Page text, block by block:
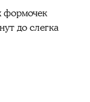
формочек
до слегка